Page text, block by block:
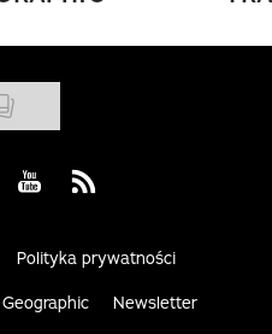
on Instagram
Visit us on Youtube
Visit us on Rss
Polityka prywatności
Newsletter